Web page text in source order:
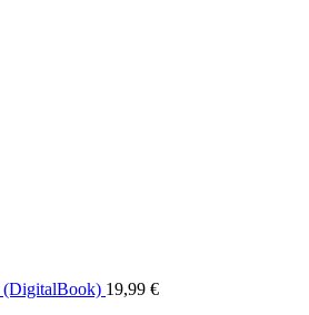
(DigitalBook) 19,99 €